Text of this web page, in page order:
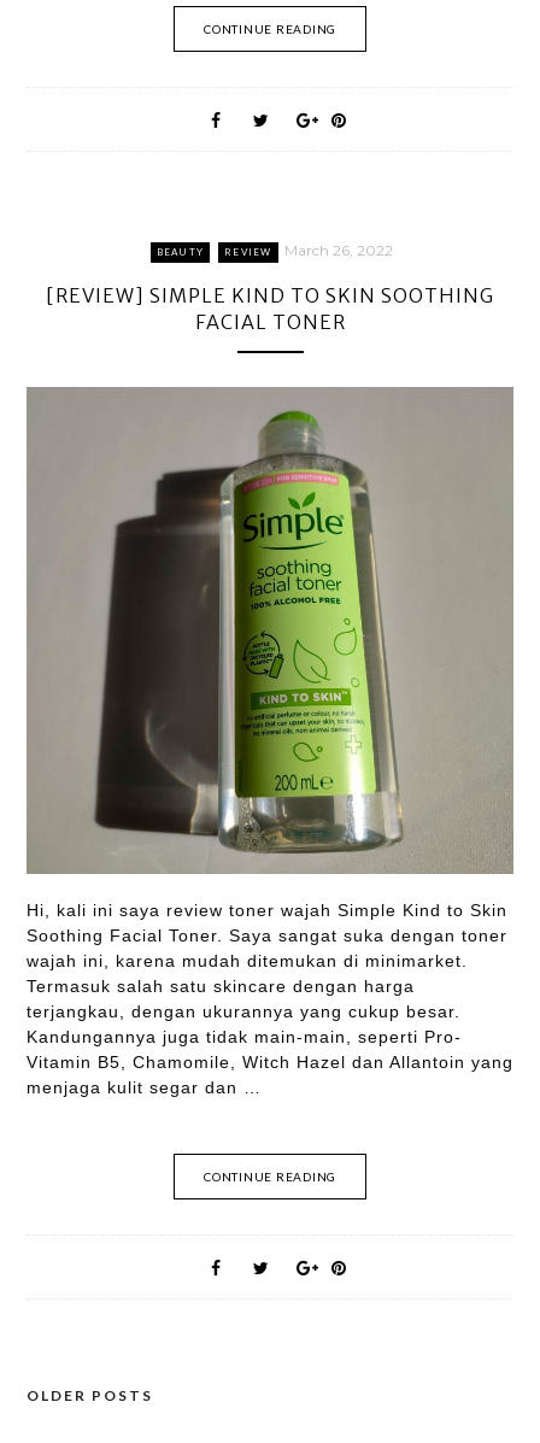
CONTINUE READING
BEAUTY REVIEW March 26, 2022
[REVIEW] SIMPLE KIND TO SKIN SOOTHING
FACIAL TONER
Hi, kali ini saya review toner wajah Simple Kind to Skin
Soothing Facial Toner. Saya sangat suka dengan toner
wajah ini, karena mudah ditemukan di minimarket.
Termasuk salah satu skincare dengan harga
terjangkau, dengan ukurannya yang cukup besar.
Kandungannya juga tidak main-main, seperti Pro-
Vitamin B5, Chamomile, Witch Hazel dan Allantoin yang
menjaga kulit segar dan …
CONTINUE READING
Posts
OLDER POSTS